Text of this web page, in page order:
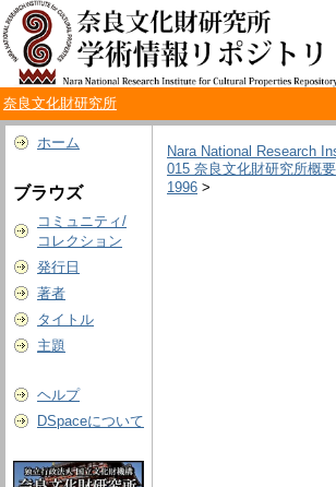
奈良文化財研究所
ホーム
ブラウズ
コミュニティ/
コレクション
発行日
著者
タイトル
主題
ヘルプ
DSpaceについて
Nara National Research
015 奈良文化財研究所概要
1996 >